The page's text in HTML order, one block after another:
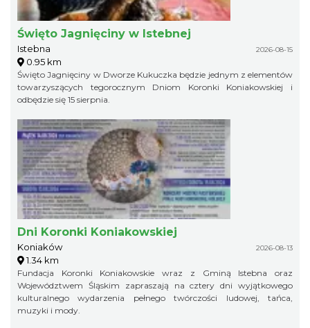
Święto Jagnięciny w Istebnej
Istebna 2026-08-15
0.95 km
Święto Jagnięciny w Dworze Kukuczka będzie jednym z elementów
towarzyszących tegorocznym Dniom Koronki Koniakowskiej i
odbędzie się 15 sierpnia.
Dni Koronki Koniakowskiej
Koniaków 2026-08-13
1.34 km
Fundacja Koronki Koniakowskie wraz z Gminą Istebna oraz
Województwem Śląskim zapraszają na cztery dni wyjątkowego
kulturalnego wydarzenia pełnego twórczości ludowej, tańca,
muzyki i mody.